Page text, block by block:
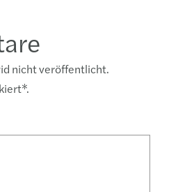
nicht veröffentlicht.
*.